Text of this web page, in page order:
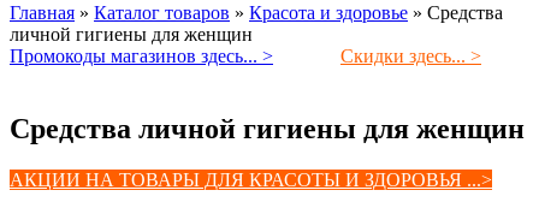
Главная » Каталог товаров » Красота и здоровье » Средства
личной гигиены для женщин
Промокоды магазинов здесь... >
Скидки здесь... >
Средства личной гигиены для женщин
АКЦИИ НА ТОВАРЫ ДЛЯ КРАСОТЫ И ЗДОРОВЬЯ ...>